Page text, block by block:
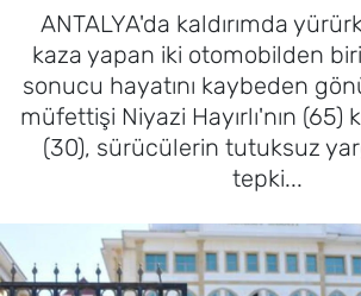
ANTALYA'da kaldırımda
kaza yapan iki otomobilden
sonucu hayatını kaybeden
müfettişi Niyazi Hayırlı'nın (65)
(30), sürücülerin tutuksuz
tepki...